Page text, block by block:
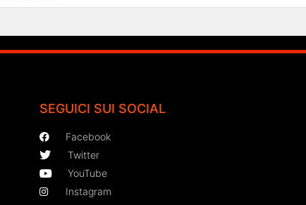
SEGUICI SUI SOCIAL
Facebook
Twitter
YouTube
Instagram